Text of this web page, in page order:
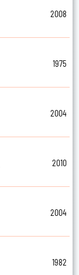
2008
1975
2004
2010
2004
1982